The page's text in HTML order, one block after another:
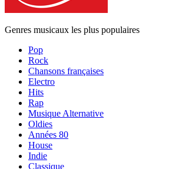
Genres musicaux les plus populaires
Pop
Rock
Chansons françaises
Electro
Hits
Rap
Musique Alternative
Oldies
Années 80
House
Indie
Classique